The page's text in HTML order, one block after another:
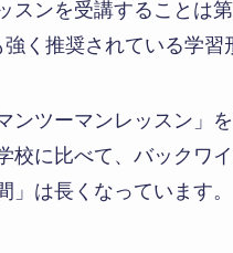
スンを受講することは
く推奨されている学習
ンツーマンレッスン」
校に比べて、バックワ
」は長くなっています。